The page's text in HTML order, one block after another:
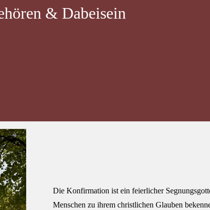
& Dabeisein
Die Konfirmation ist ein feierlicher
Menschen zu ihrem christlichen Glauben